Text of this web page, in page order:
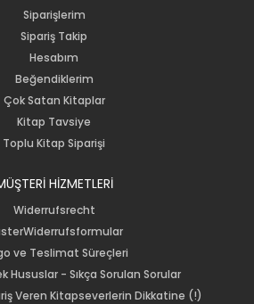
Siparişlerim
Sipariş Takip
Hesabım
Beğendiklerim
Çok Satan Kitaplar
Kitap Tavsiye
Toplu Kitap Siparişi
HİZMETLERİ
Widerrufsrecht
ve Teslimat Süreçleri
Hususlar - Sıkça Sorulan Sorular
Veren Kitapseverlerin Dikkatine (!)